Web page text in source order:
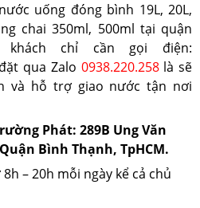
uống đóng bình 19L, 20L,
chai 350ml, 500ml tại quận
khách chỉ cần gọi điện:
qua Zalo 0938.220.258là sẽ
và hỗ trợ giao nước tận nơi
Phát: 289B Ung Văn
Bình Thạnh, TpHCM.
– 20h mỗi ngày kể cả chủ